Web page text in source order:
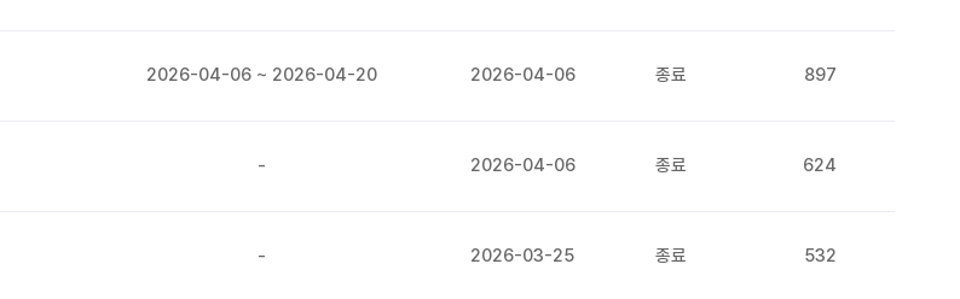
2026-04-06 ~ 2026-04-20 2026-04-06 종료 897
- 2026-04-06 종료 624
- 2026-03-25 종료 532